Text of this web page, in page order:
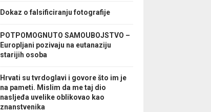
Dokaz o falsificiranju fotografije
POTPOMOGNUTO SAMOUBOJSTVO –
Europljani pozivaju na eutanaziju
starijih osoba
Hrvati su tvrdoglavi i govore što im je
na pameti. Mislim da me taj dio
nasljeđa uvelike oblikovao kao
znanstvenika